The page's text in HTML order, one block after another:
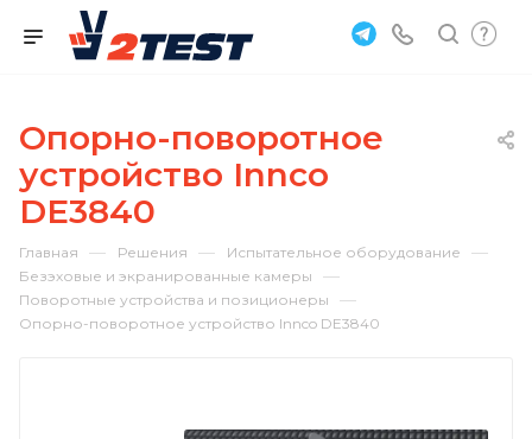
Опорно-поворотное
устройство Innco
DE3840
Главная — Решения — Испытательное оборудование —
Безэховые и экранированные камеры —
Поворотные устройства и позиционеры —
Опорно-поворотное устройство Innco DE3840